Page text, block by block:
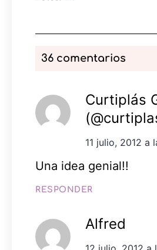
36 comentarios
Curtiplás
11 julio, 2012 a
Una idea genial!!
RESPONDER
Alfred